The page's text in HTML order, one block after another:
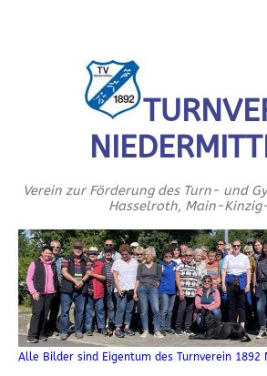
Verein zur Förderung des Turn- und
Hasselroth, Main-
Alle Bilder sind Eigentum des Turnverein 1892